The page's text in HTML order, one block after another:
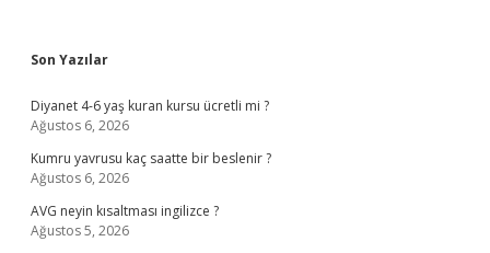
Sidebar
Son Yazılar
Diyanet 4-6 yaş kuran kursu ücretli mi ?
Ağustos 6, 2026
Kumru yavrusu kaç saatte bir beslenir ?
Ağustos 6, 2026
AVG neyin kısaltması ingilizce ?
Ağustos 5, 2026